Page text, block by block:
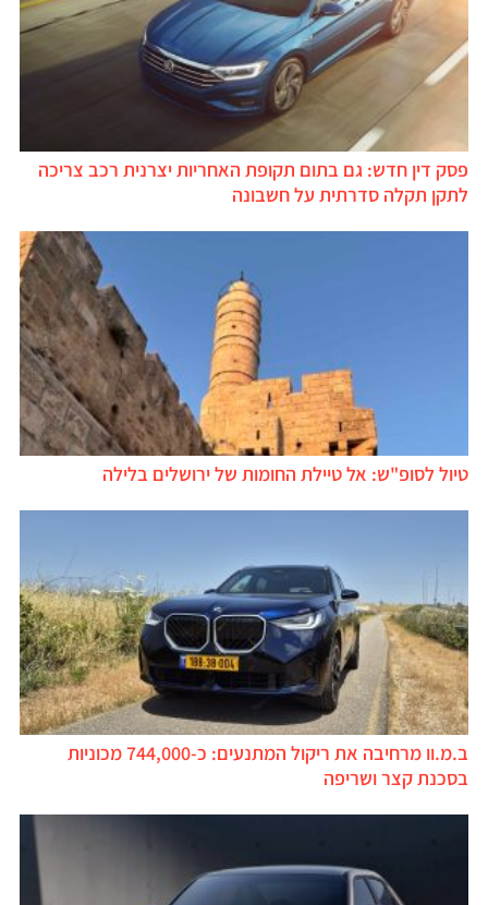
פסק דין חדש: גם בתום תקופת האחריות יצרנית רכב צריכה
לתקן תקלה סדרתית על חשבונה
טיול לסופ"ש: אל טיילת החומות של ירושלים בלילה
ב.מ.וו מרחיבה את ריקול המתנעים: כ-744,000 מכוניות
בסכנת קצר ושריפה